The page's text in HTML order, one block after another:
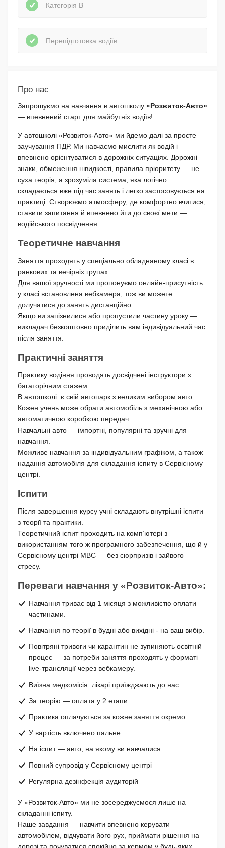
Категорія В
Перепідготовка водіїв
Про нас
Запрошуємо на навчання в автошколу «Розвиток-Авто»
— впевнений старт для майбутніх водіїв!
У автошколі «Розвиток-Авто» ми йдемо далі за просте
заучування ПДР. Ми навчаємо мислити як водій і
впевнено орієнтуватися в дорожніх ситуаціях. Дорожні
знаки, обмеження швидкості, правила пріоритету — не
суха теорія, а зрозуміла система, яка логічно
складається вже під час занять і легко застосовується на
практиці. Створюємо атмосферу, де комфортно вчитися,
ставити запитання й впевнено йти до своєї мети —
водійського посвідчення.
Теоретичне навчання
Заняття проходять у спеціально обладнаному класі в
ранкових та вечірніх групах.
Для вашої зручності ми пропонуємо онлайн-присутність:
у класі встановлена вебкамера, тож ви можете
долучатися до занять дистанційно.
Якщо ви запізнилися або пропустили частину уроку —
викладач безкоштовно приділить вам індивідуальний час
після заняття.
Практичні заняття
Практику водіння проводять досвідчені інструктори з
багаторічним стажем.
В автошколі є свій автопарк з великим вибором авто.
Кожен учень може обрати автомобіль з механічною або
автоматичною коробкою передач.
Навчальні авто — імпортні, популярні та зручні для
навчання.
Можливе навчання за індивідуальним графіком, а також
надання автомобіля для складання іспиту в Сервісному
центрі.
Іспити
Після завершення курсу учні складають внутрішні іспити
з теорії та практики.
Теоретичний іспит проходить на комп’ютері з
використанням того ж програмного забезпечення, що й у
Сервісному центрі МВС — без сюрпризів і зайвого
стресу.
Переваги навчання у «Розвиток-Авто»:
Навчання триває від 1 місяця з можливістю оплати
частинами.
Навчання по теорії в будні або вихідні - на ваш вибір.
Повітряні тривоги чи карантин не зупиняють освітній
процес — за потреби заняття проходять у форматі
live-трансляції через вебкамеру.
Виїзна медкомісія: лікарі приїжджають до нас
За теорію — оплата у 2 етапи
Практика оплачується за кожне заняття окремо
У вартість включено пальне
На іспит — авто, на якому ви навчалися
Повний супровід у Сервісному центрі
Регулярна дезінфекція аудиторій
У «Розвиток-Авто» ми не зосереджуємося лише на
складанні іспиту.
Наше завдання — навчити впевнено керувати
автомобілем, відчувати його рух, приймати рішення на